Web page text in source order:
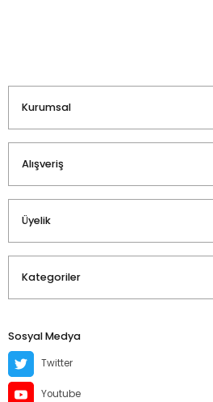
Kurumsal
Alışveriş
Üyelik
Kategoriler
Sosyal Medya
Twitter
Youtube